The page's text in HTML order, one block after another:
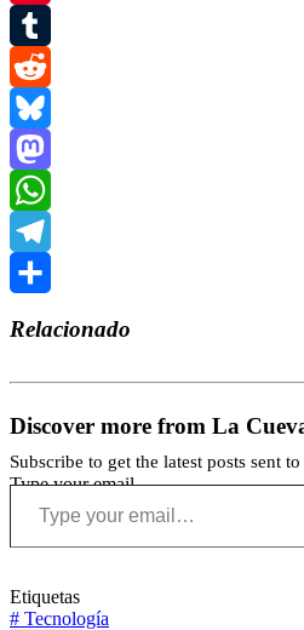
Pinterest
Tumblr
Reddit
Bluesky
Mastodon
WhatsApp
Telegram
Relacionado
Discover more from La
Subscribe to get the latest posts sent
Type your email…
Etiquetas
# Tecnología